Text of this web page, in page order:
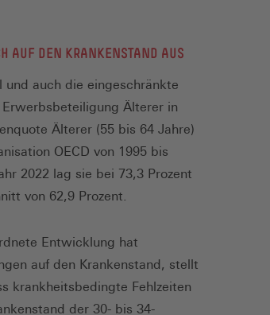
AUF DEN KRANKENSTAND AUS
auch die eingeschränkte
Älterer in
Älterer (55 bis 64 Jahre)
OECD von 1995 bis
2022 lag sie bei 73,3 Prozent
von 62,9 Prozent.
Entwicklung hat
auf den Krankenstand, stellt
krankheitsbedingte Fehlzeiten
der 30- bis 34-